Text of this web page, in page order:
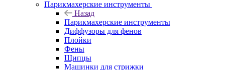
Парикмахерские инструменты
Назад
Парикмахерские инструменты
Диффузоры для фенов
Плойки
Фены
Щипцы
Машинки для стрижки